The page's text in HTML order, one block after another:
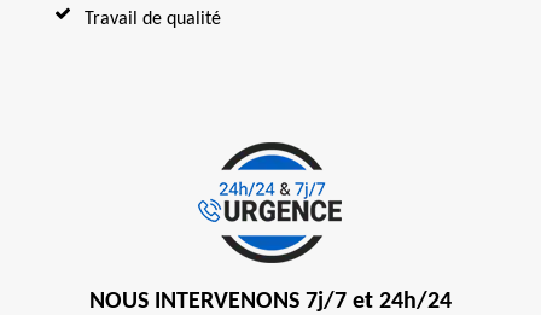
Travail de qualité
NOUS INTERVENONS 7j/7 et 24h/24